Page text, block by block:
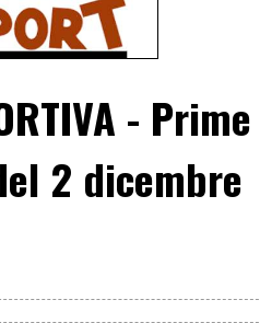
- Prime
2 dicembre